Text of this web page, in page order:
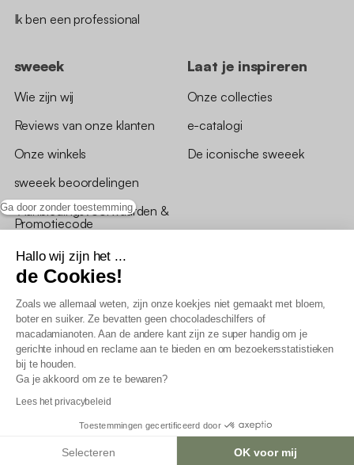
Ga door zonder toestemming
Hallo wij zijn het ...
de Cookies!
Zoals we allemaal weten, zijn onze koekjes niet gemaakt met bloem,
boter en suiker. Ze bevatten geen chocoladeschilfers of
macadamianoten. Aan de andere kant zijn ze super handig om je
gerichte inhoud en reclame aan te bieden en om bezoekersstatistieken
bij te houden.
Ga je akkoord om ze te bewaren?
Lees het privacybeleid
Toestemmingen gecertificeerd door
Selecteren OK voor mij
Ik ben een professional
sweeek
Wie zijn wij
Reviews van onze klanten
Onze winkels
sweeek beoordelingen
*Aanbiedingsvoorwaarden &
Promotiecode
Laat je inspireren
Onze collecties
e-catalogi
De iconische sweeek
Algemene verkoopsvoorwaarden
AV loyaliteitsprogramma
Beleid persoonsgegevens
Verklaring inzake toegankelijkheid